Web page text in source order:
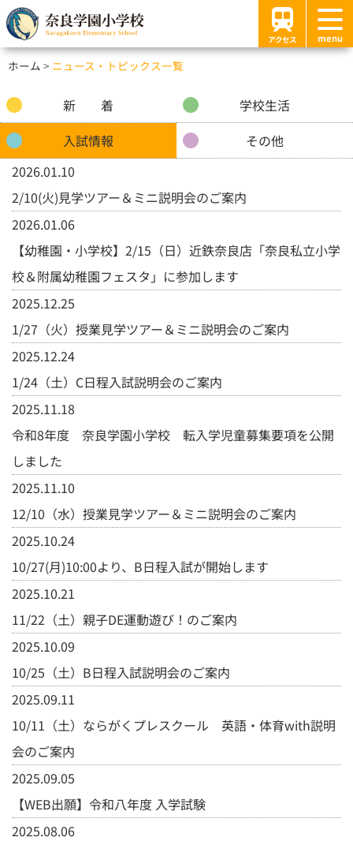
アクセス menu
ホーム ニュース・トピックス一覧
新 着
学校生活
入試情報
その他
2026.01.10
2/10(火)見学ツアー＆ミニ説明会のご案内
2026.01.06
【幼稚園・小学校】2/15（日）近鉄奈良店「奈良私立小学
校＆附属幼稚園フェスタ」に参加します
2025.12.25
1/27（火）授業見学ツアー＆ミニ説明会のご案内
2025.12.24
1/24（土）C日程入試説明会のご案内
2025.11.18
令和8年度 奈良学園小学校 転入学児童募集要項を公開
しました
2025.11.10
12/10（水）授業見学ツアー＆ミニ説明会のご案内
2025.10.24
10/27(月)10:00より、B日程入試が開始します
2025.10.21
11/22（土）親子DE運動遊び！のご案内
2025.10.09
10/25（土）B日程入試説明会のご案内
2025.09.11
10/11（土）ならがくプレスクール 英語・体育with説明
会のご案内
2025.09.05
【WEB出願】令和八年度 入学試験
2025.08.06